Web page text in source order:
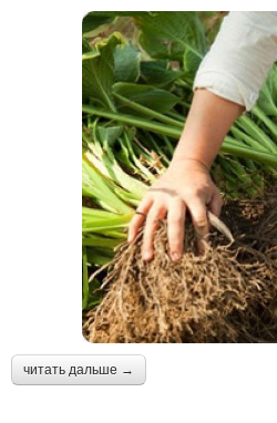
читать дальше →